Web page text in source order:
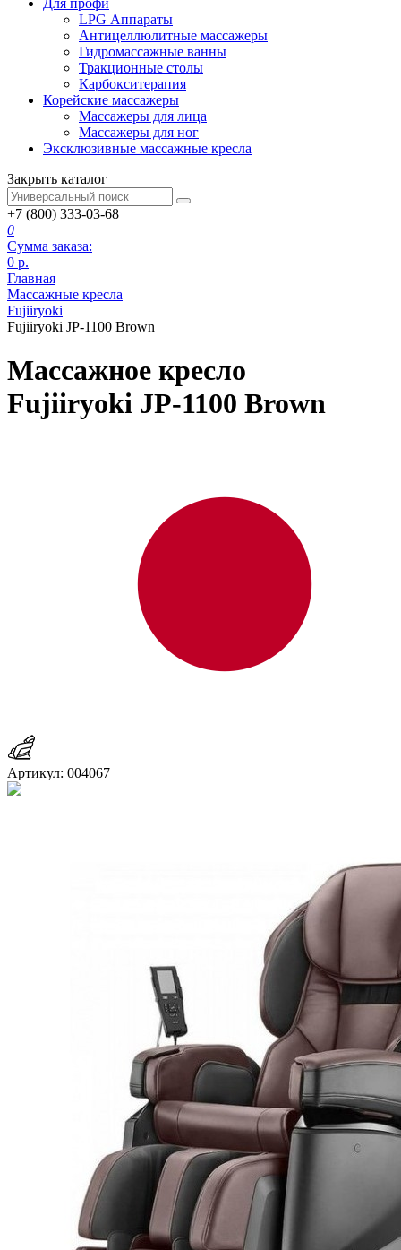
LPG Аппараты
Антицеллюлитные массажеры
Гидромассажные ванны
Тракционные столы
Карбокситерапия
Корейские массажеры
Массажеры для лица
Массажеры для ног
Эксклюзивные массажные кресла
Закрыть каталог
+7 (800) 333-03-68
0
Сумма заказа:
0 р.
Главная
Массажные кресла
Fujiiryoki
Fujiiryoki JP-1100 Brown
Массажное кресло
Fujiiryoki JP-1100 Brown
Артикул: 004067